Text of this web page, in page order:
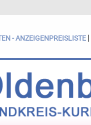
- ANZEIGENPREISLISTE |